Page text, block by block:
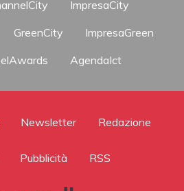
ImpresaCity
GreenCity
ImpresaGreen
AgendaIct
Newsletter Redazione
Pubblicità RSS